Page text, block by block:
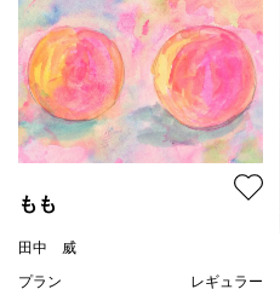
もも
田中 威
プラン
レギュラー